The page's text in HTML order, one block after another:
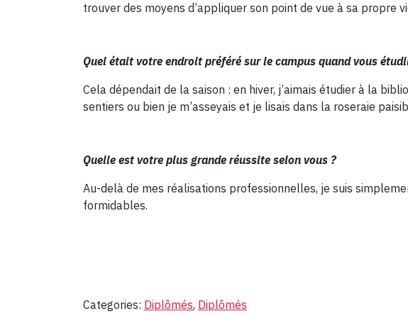
trouver des moyens d’appliquer son point de vue à sa propre
Quel était votre endroit préféré sur le campus quand vous
Cela dépendait de la saison : en hiver, j’aimais étudier à la
sentiers ou bien je m’asseyais et je lisais dans la roseraie
Quelle est votre plus grande réussite selon vous ?
Au-delà de mes réalisations professionnelles, je suis
formidables.
Categories: Diplômés, Diplômés